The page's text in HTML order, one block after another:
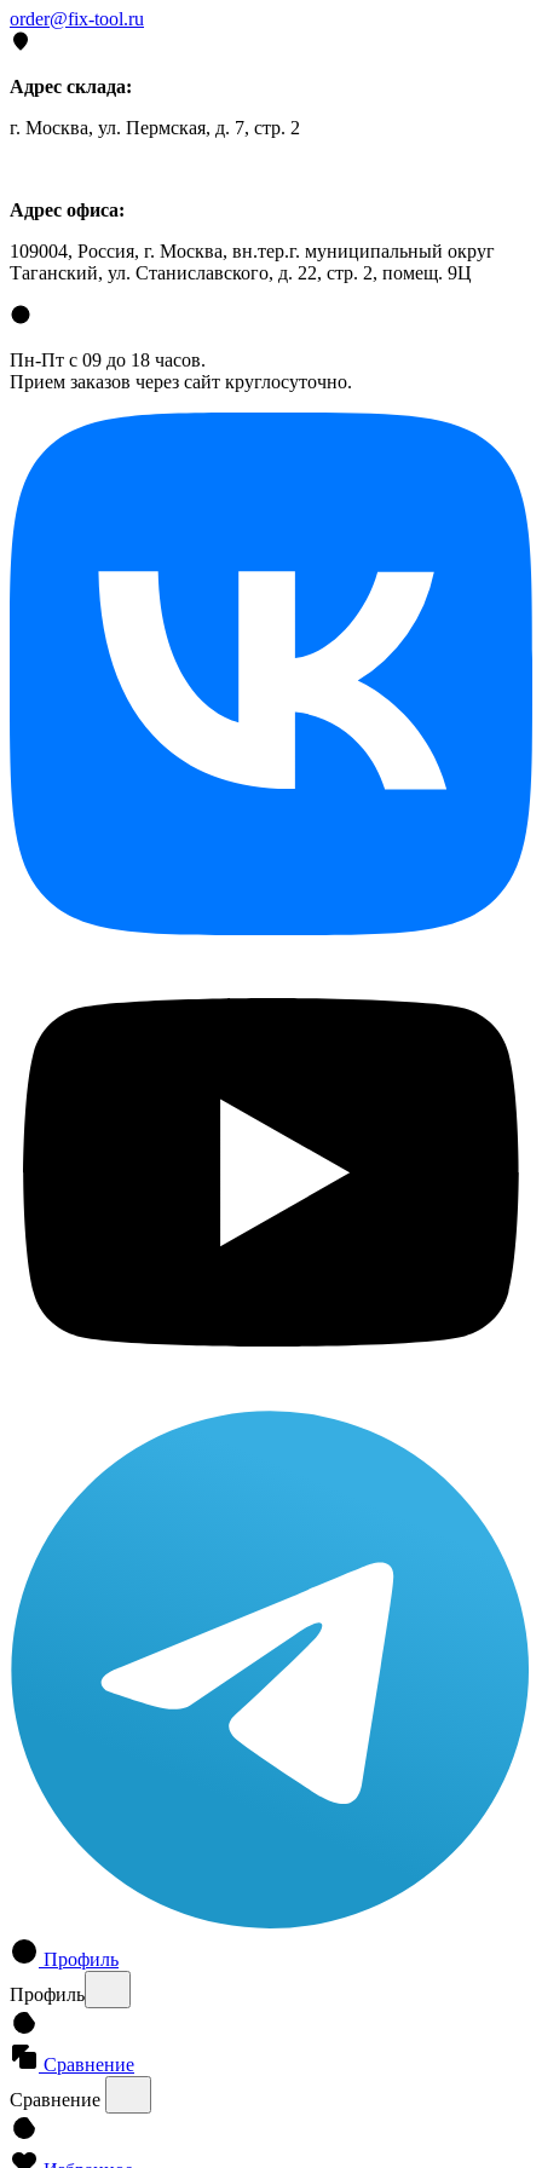
order@fix-tool.ru
Адрес склада:
г. Москва, ул. Пермская, д. 7, стр. 2
Адрес офиса:
109004, Россия, г. Москва, вн.тер.г. муниципальный округ
Таганский, ул. Станиславского, д. 22, стр. 2, помещ. 9Ц
Пн-Пт с 09 до 18 часов.
Прием заказов через сайт круглосуточно.
Профиль
Профиль
Сравнение
Сравнение